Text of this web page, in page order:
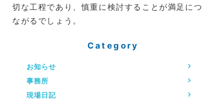
切な工程であり、慎重に検討することが満足につ
ながるでしょう。
Category
お知らせ
事務所
現場日記